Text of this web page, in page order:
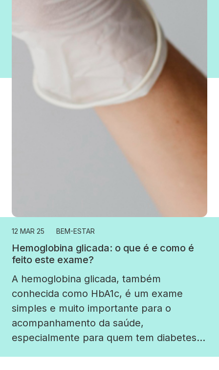
12 MAR 25 BEM-ESTAR
Hemoglobina glicada: o que é e como é
feito este exame?
A hemoglobina glicada, também
conhecida como HbA1c, é um exame
simples e muito importante para o
acompanhamento da saúde,
especialmente para quem tem diabetes